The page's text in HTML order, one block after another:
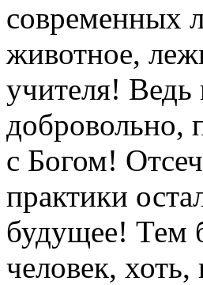
современных
животное,
учителя! Ведь
добровольно,
с Богом!
практики
будущее! Тем
человек, хоть,